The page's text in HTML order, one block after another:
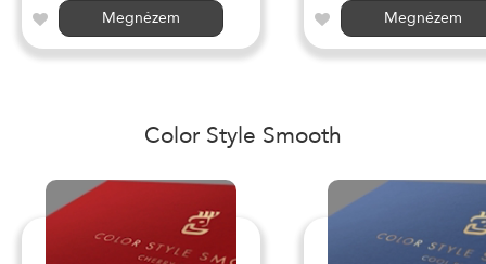
Megnézem
Megnézem
Color Style Smooth